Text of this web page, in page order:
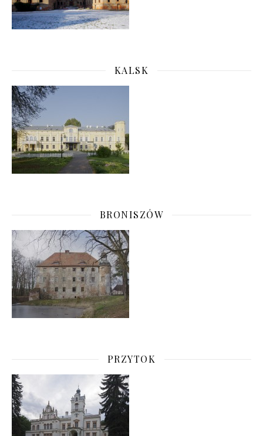
KALSK
BRONISZÓW
PRZYTOK